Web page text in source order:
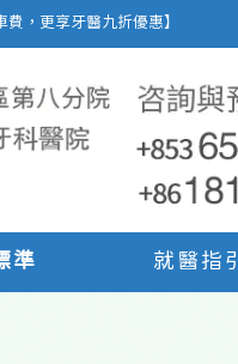
，更享牙醫九折優惠】
準 就醫指引